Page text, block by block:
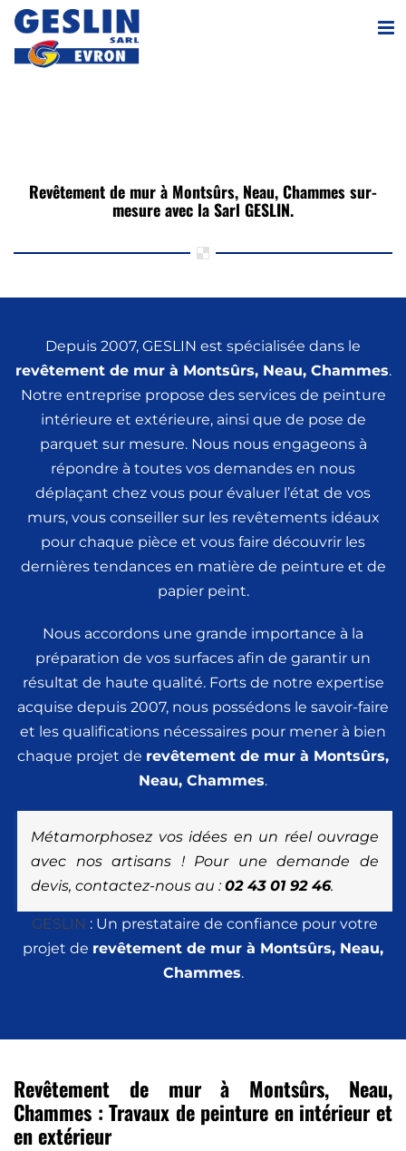
Passer
contenu
Revêtement de mur à Montsûrs, Neau, Chammes sur-
mesure avec la Sarl GESLIN.
Depuis 2007, GESLIN est spécialisée dans le
revêtement de murà Montsûrs, Neau, Chammes.
Notre entreprise propose des services de peinture
intérieure et extérieure, ainsi que de pose de
parquet sur mesure. Nous nous engageons à
répondre à toutes vos demandes en nous
déplaçant chez vous pour évaluer l’état de vos
murs, vous conseiller sur les revêtements idéaux
pour chaque pièce et vous faire découvrir les
dernières tendances en matière de peinture et de
papier peint.
Nous accordons une grande importance à la
préparation de vos surfaces afin de garantir un
résultat de haute qualité. Forts de notre expertise
acquise depuis 2007, nous possédons le savoir-faire
et les qualifications nécessaires pour mener à bien
chaque projet de revêtement de mur à Montsûrs,
Neau, Chammes.
Métamorphosez vos idées en un réel ouvrage
avec nos artisans ! Pour une demande de
devis, contactez-nous au :02 43 01 92 46.
GESLIN : Un prestataire de confiance pour votre
projet de revêtement de mur à Montsûrs, Neau,
Chammes.
Revêtement de mur à Montsûrs, Neau,
Chammes : Travaux de peinture en intérieur et
en extérieur